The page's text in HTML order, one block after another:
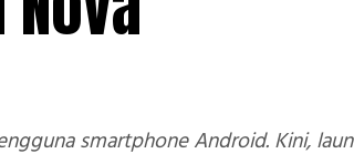
smartphone Android. Kini,